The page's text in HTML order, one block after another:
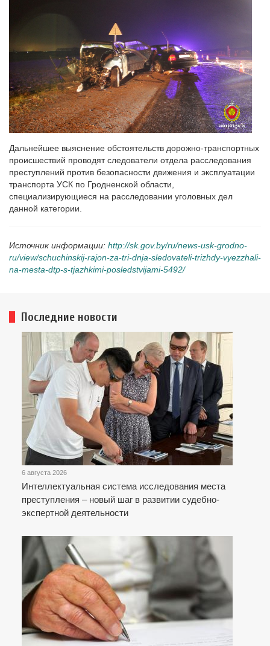
Дальнейшее выяснение обстоятельств дорожно-транспортных
происшествий проводят следователи отдела расследования
преступлений против безопасности движения и эксплуатации
транспорта УСК по Гродненской области,
специализирующиеся на расследовании уголовных дел
данной категории.
Источник информации: http://sk.gov.by/ru/news-usk-grodno-
ru/view/schuchinskij-rajon-za-tri-dnja-sledovateli-trizhdy-vyezzhali-
na-mesta-dtp-s-tjazhkimi-posledstvijami-5492/
Последние новости
6 августа 2026
Интеллектуальная система исследования места
преступления – новый шаг в развитии судебно-
экспертной деятельности